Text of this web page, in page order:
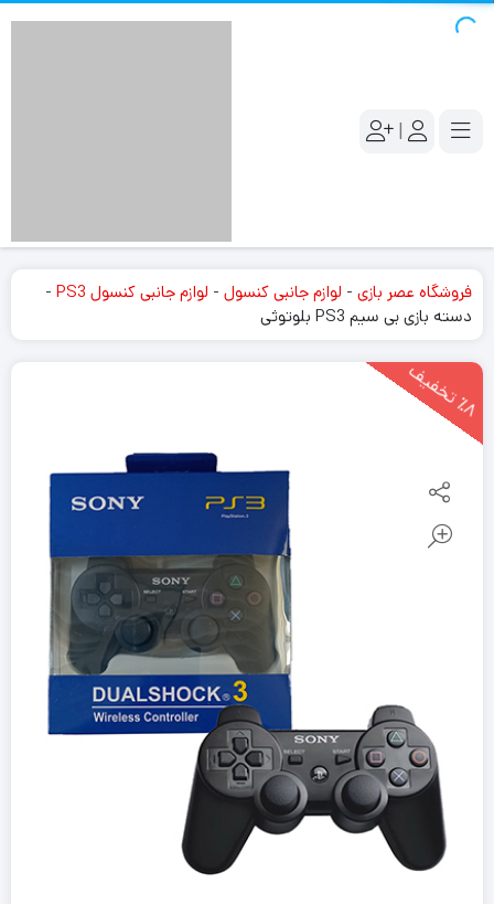
|
فروشگاه عصر بازی - لوازم جانبی کنسول - لوازم جانبی کنسول PS3
-
دسته بازی بی سیم PS3 بلوتوثی
٪
8
ت
خ
ف
ی
ف